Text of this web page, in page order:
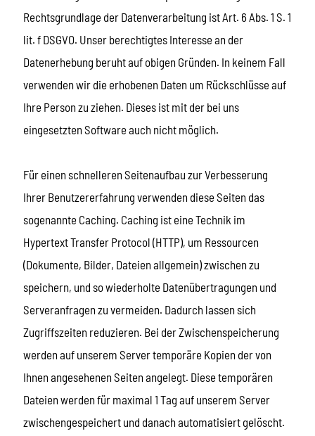
Rechtsgrundlage der Datenverarbeitung ist Art. 6 Abs. 1 S. 1
lit. f DSGVO. Unser berechtigtes Interesse an der
Datenerhebung beruht auf obigen Gründen. In keinem Fall
verwenden wir die erhobenen Daten um Rückschlüsse auf
Ihre Person zu ziehen. Dieses ist mit der bei uns
eingesetzten Software auch nicht möglich.
Für einen schnelleren Seitenaufbau zur Verbesserung
Ihrer Benutzererfahrung verwenden diese Seiten das
sogenannte Caching. Caching ist eine Technik im
Hypertext Transfer Protocol (HTTP), um Ressourcen
(Dokumente, Bilder, Dateien allgemein) zwischen zu
speichern, und so wiederholte Datenübertragungen und
Serveranfragen zu vermeiden. Dadurch lassen sich
Zugriffszeiten reduzieren. Bei der Zwischenspeicherung
werden auf unserem Server temporäre Kopien der von
Ihnen angesehenen Seiten angelegt. Diese temporären
Dateien werden für maximal 1 Tag auf unserem Server
zwischengespeichert und danach automatisiert gelöscht.